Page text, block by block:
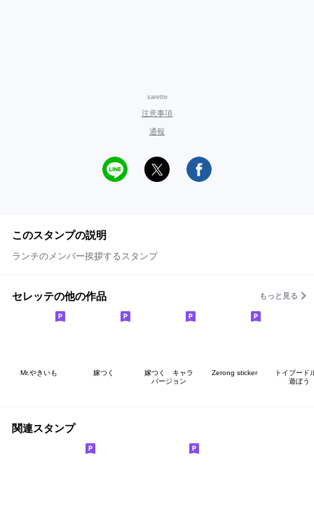
sarette
注意事項
通報
このスタンプの説明
ランチのメンバー挨拶するスタンプ
セレッテの他の作品 もっと見る
Mr.やきいも 嫁つく
嫁つく キャラ
バージョン
Zerong sticker
トイプード
遊ぼう
関連スタンプ